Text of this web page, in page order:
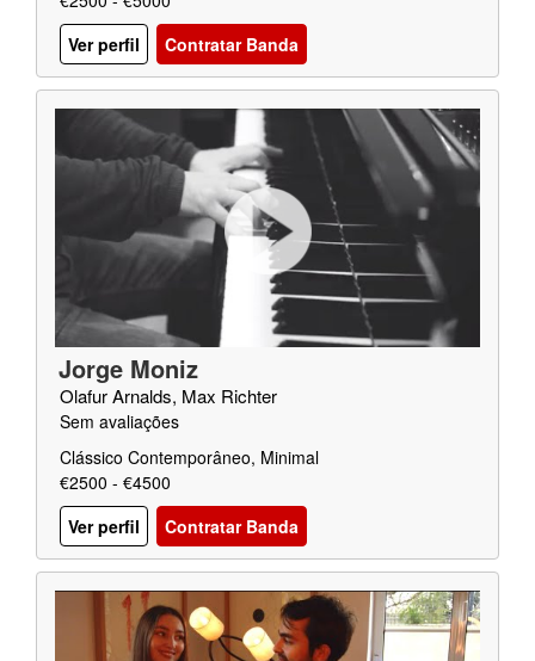
Ver perfil
Contratar Banda
Jorge Moniz
Olafur Arnalds, Max Richter
Sem avaliações
Clássico Contemporâneo, Minimal
€2500 - €4500
Ver perfil
Contratar Banda